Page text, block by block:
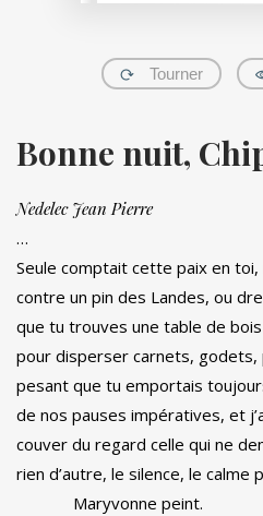
Tourner
Bonne nuit,
Nedelec Jean Pierre
…
Seule comptait cette paix en
contre un pin des Landes, ou
que tu trouves une table de
pour disperser carnets, godets,
pesant que tu emportais
de nos pauses impératives, et
couver du regard celle qui ne
rien d’autre, le silence, le calme
Maryvonne peint.